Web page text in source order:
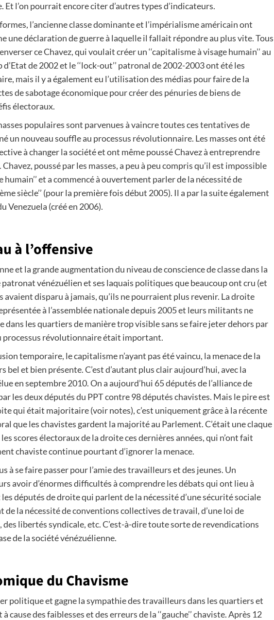
l’on pourrait encore citer d’autres types d’indicateurs.
l’ancienne classe dominante et l’impérialisme américain ont
une déclaration de guerre à laquelle il fallait répondre au plus vite. Tous
ce Chavez, qui voulait créer un ‘‘capitalisme à visage humain’’ au
de 2002 et le ‘‘lock-out’’ patronal de 2002-2003 ont été les
mais il y a également eu l’utilisation des médias pour faire de la
de sabotage économique pour créer des pénuries de biens de
électoraux.
populaires sont parvenues à vaincre toutes ces tentatives de
un nouveau souffle au processus révolutionnaire. Les masses ont été
à changer la société et ont même poussé Chavez à entreprendre
poussé par les masses, a peu à peu compris qu’il est impossible
humain’’ et a commencé à ouvertement parler de la nécessité de
siècle’’ (pour la première fois début 2005). Il a par la suite également
Venezuela (créé en 2006).
à l’offensive
et la grande augmentation du niveau de conscience de classe dans la
vénézuélien et ses laquais politiques que beaucoup ont cru (et
avaient disparu à jamais, qu’ils ne pourraient plus revenir. La droite
à l’assemblée nationale depuis 2005 et leurs militants ne
dans les quartiers de manière trop visible sans se faire jeter dehors par
processus révolutionnaire était important.
temporaire, le capitalisme n’ayant pas été vaincu, la menace de la
et bien présente. C’est d’autant plus clair aujourd’hui, avec la
en septembre 2010. On a aujourd’hui 65 députés de l’alliance de
les deux députés du PPT contre 98 députés chavistes. Mais le pire est
qui était majoritaire (voir notes), c’est uniquement grâce à la récente
que les chavistes gardent la majorité au Parlement. C’était une claque
scores électoraux de la droite ces dernières années, qui n’ont fait
chaviste continue pourtant d’ignorer la menace.
à se faire passer pour l’amie des travailleurs et des jeunes. Un
avoir d’énormes difficultés à comprendre les débats qui ont lieu à
députés de droite qui parlent de la nécessité d’une sécurité sociale
la nécessité de conventions collectives de travail, d’une loi de
libertés syndicale, etc. C’est-à-dire toute sorte de revendications
de la société vénézuélienne.
du Chavisme
politique et gagne la sympathie des travailleurs dans les quartiers et
cause des faiblesses et des erreurs de la ‘‘gauche’’ chaviste. Après 12